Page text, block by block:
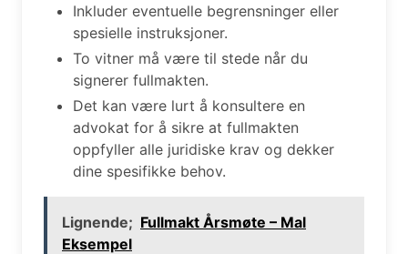
Inkluder eventuelle begrensninger eller
spesielle instruksjoner.
To vitner må være til stede når du
signerer fullmakten.
Det kan være lurt å konsultere en
advokat for å sikre at fullmakten
oppfyller alle juridiske krav og dekker
dine spesifikke behov.
Lignende; Fullmakt Årsmøte – Mal
Eksempel